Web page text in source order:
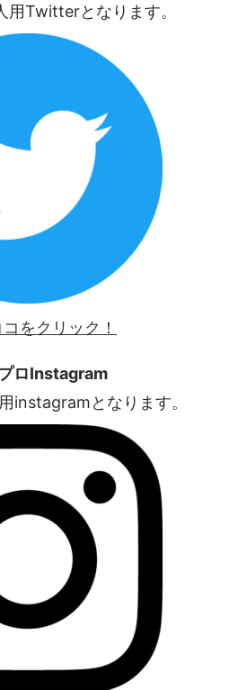
用Twitterとなります。
をクリック！
ロInstagram
instagramとなります。